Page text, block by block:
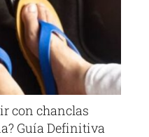
con chanclas
Guía Definitiva